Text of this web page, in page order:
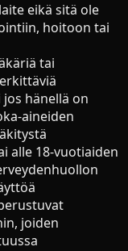
eikä sitä ole
hoitoon tai
tai
hänellä on
aineiden
alle 18-vuotiaiden
joiden